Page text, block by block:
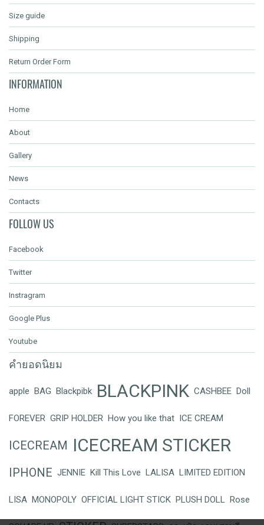
Size guide
Shipping
Return Order Form
INFORMATION
Home
About
Gallery
News
Contacts
FOLLOW US
Facebook
Twitter
Instragram
Google Plus
Youtube
คำยอดนิยม
apple BAG Blackpibk BLACKPINK CASHBEE Doll
FOREVER GRIP HOLDER How you like that ICE CREAM
ICECREAM ICECREAM STICKER
IPHONE JENNIE Kill This Love LALISA LIMITED EDITION
LISA MONOPOLY OFFICIAL LIGHT STICK PLUSH DOLL Rose